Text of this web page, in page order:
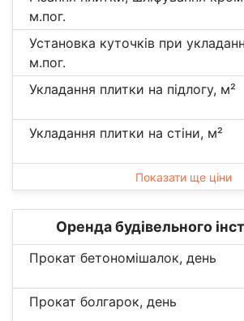
м.пог.
Установка куточків при
м.пог.
Укладання плитки на підлогу, м²
Укладання плитки на стіни, м²
Показати ще ціни
Оренда будівельного
Прокат бетономішалок, день
Прокат болгарок, день